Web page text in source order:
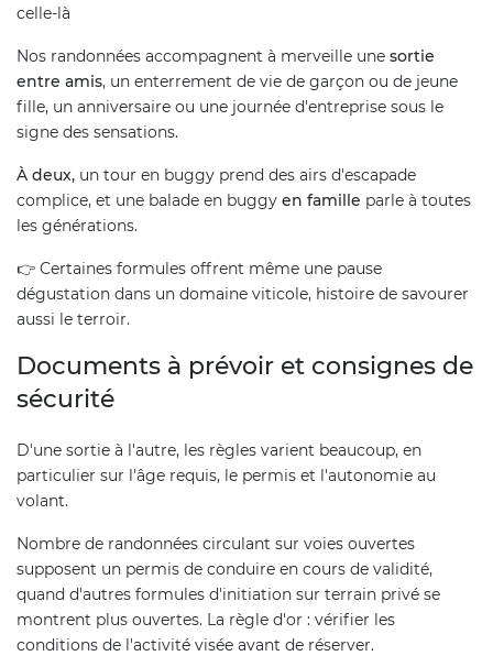
celle-là
Nos randonnées accompagnent à merveille une sortie
entre amis, un enterrement de vie de garçon ou de jeune
fille, un anniversaire ou une journée d'entreprise sous le
signe des sensations.
À deux, un tour en buggy prend des airs d'escapade
complice, et une balade en buggy en famille parle à toutes
les générations.
👉 Certaines formules offrent même une pause
dégustation dans un domaine viticole, histoire de savourer
aussi le terroir.
Documents à prévoir et consignes de
sécurité
D'une sortie à l'autre, les règles varient beaucoup, en
particulier sur l'âge requis, le permis et l'autonomie au
volant.
Nombre de randonnées circulant sur voies ouvertes
supposent un permis de conduire en cours de validité,
quand d'autres formules d'initiation sur terrain privé se
montrent plus ouvertes. La règle d'or : vérifier les
conditions de l'activité visée avant de réserver.